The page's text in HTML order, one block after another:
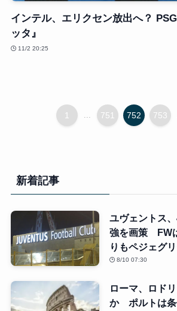
インテル、エリクセン放出へ？
ッタ』
11/2 20:25
1 ... 751 752 753
新着記事
ユヴェントス
強を画策 FW
りもペジェグ
8/10 07:30
ローマ、ロド
か ポルトは条